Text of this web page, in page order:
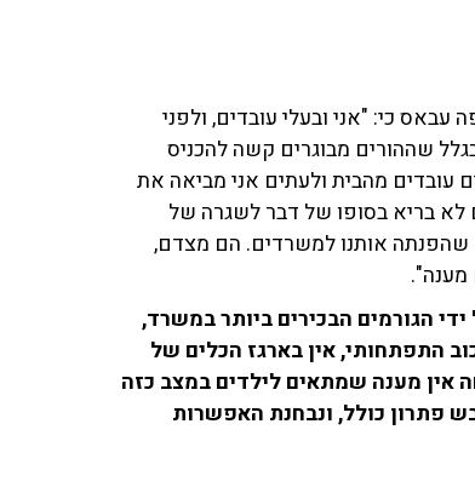
כי: "אני ובעלי עובדים, ולפני
שההורים מבוגרים קשה להכניס
עובדים מהבית ולעתים אני מביאה את
לא בריא בסופו של דבר לשגרה של
שהפנתה אותנו למשרדים. הם מצדם,
מענה".
הגורמים הבכירים ביותר במשרד,
התפתחותי, אין בארגז הכלים של
אין מענה שמתאים לילדים במצב כזה
פתרון כולל, ונבחנת האפשרות